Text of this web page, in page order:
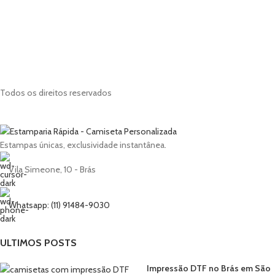
Todos os direitos reservados
Estampas únicas, exclusividade instantânea.
Vila Simeone, 10 - Brás
Whatsapp: (11) 91484-9030
ULTIMOS POSTS
Impressão DTF no Brás em São